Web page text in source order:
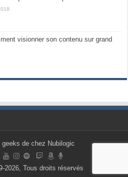
visionner son contenu sur grand
geeks de chez Nubilogic
2026, Tous droits réservés